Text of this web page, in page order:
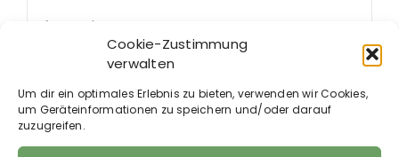
Cookie-Zustimmung
verwalten
Um dir ein optimales Erlebnis zu bieten, verwenden wir Cookies,
um Geräteinformationen zu speichern und/oder darauf
zuzugreifen.
Anwendung:
Den Huf mit der Bürste gründlich von Schmutz,
Staub und anhaftenden Rückständen befreien.
Bronzeborsten gezielt eingesetzt werden. Die
Reinigung kann sowohl bei trockenen als auch bei
feuchten Hufen erfolgen und bereitet den Huf
optimal auf die anschließende Pflege vor.